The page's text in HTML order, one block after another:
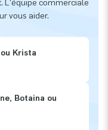
L'équipe commerciale
vous aider.
Krista
Botaina ou